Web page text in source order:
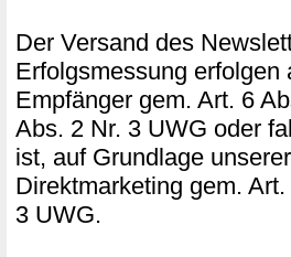
Der Versand des
Erfolgsmessung
Empfänger gem. Art. 6
Abs. 2 Nr. 3 UWG oder
ist, auf Grundlage
Direktmarketing gem.
3 UWG.